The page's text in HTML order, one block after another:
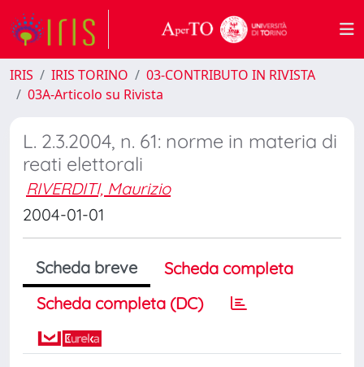
IRIS IRIS TORINO
03-CONTRIBUTO IN RIVISTA
03A-Articolo su Rivista
L. 2.3.2004, n. 61: norme in materia di
reati elettorali
RIVERDITI, Maurizio
2004-01-01
Scheda breve
Scheda completa
Scheda completa (DC)